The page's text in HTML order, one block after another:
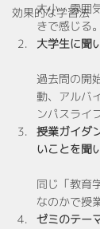
効果的な学習法
大小・雰囲
きで感じる。
大学生に聞
過去問の開
動、アルバ
ンパスライ
授業ガイダ
いことを聞
同じ「教育
なのかで授
ゼミのテー